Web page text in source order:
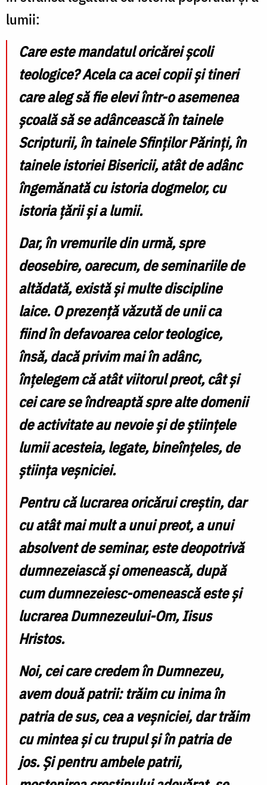
lumii:
Care este mandatul oricărei școli
teologice? Acela ca acei copii și tineri
care aleg să fie elevi într-o asemenea
școală să se adâncească în tainele
Scripturii, în tainele Sfinților Părinți, în
tainele istoriei Bisericii, atât de adânc
îngemănată cu istoria dogmelor, cu
istoria țării și a lumii.
Dar, în vremurile din urmă, spre
deosebire, oarecum, de seminariile de
altădată, există și multe discipline
laice. O prezență văzută de unii ca
fiind în defavoarea celor teologice,
însă, dacă privim mai în adânc,
înțelegem că atât viitorul preot, cât și
cei care se îndreaptă spre alte domenii
de activitate au nevoie și de științele
lumii acesteia, legate, bineînțeles, de
știința veșniciei.
Pentru că lucrarea oricărui creștin, dar
cu atât mai mult a unui preot, a unui
absolvent de seminar, este deopotrivă
dumnezeiască și omenească, după
cum dumnezeiesc-omenească este și
lucrarea Dumnezeului-Om, Iisus
Hristos.
Noi, cei care credem în Dumnezeu,
avem două patrii: trăim cu inima în
patria de sus, cea a veșniciei, dar trăim
cu mintea și cu trupul și în patria de
jos. Și pentru ambele patrii,